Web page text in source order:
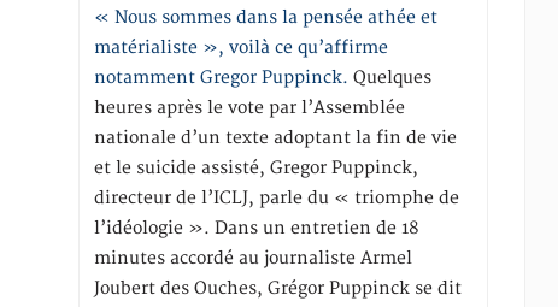
« Nous sommes dans la pensée athée et
matérialiste », voilà ce qu’affirme
notamment Gregor Puppinck. Quelques
heures après le vote par l’Assemblée
nationale d’un texte adoptant la fin de vie
et le suicide assisté, Gregor Puppinck,
directeur de l’ICLJ, parle du « triomphe de
l’idéologie ». Dans un entretien de 18
minutes accordé au journaliste Armel
Joubert des Ouches, Grégor Puppinck se dit